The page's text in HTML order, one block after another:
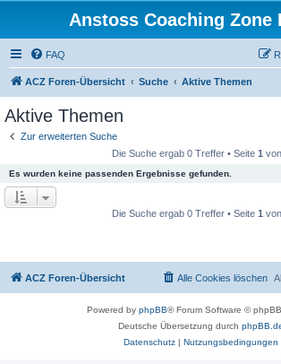
Anstoss Coaching Zone
FAQ
ACZ Foren-Übersicht Suche Aktive Themen
Aktive Themen
Zur erweiterten Suche
Die Suche ergab 0 Treffer • Seite 1 von
Es wurden keine passenden Ergebnisse gefunden.
Die Suche ergab 0 Treffer • Seite 1 von
ACZ Foren-Übersicht Alle Cookies löschen
Powered by phpBB® Forum Software ©
Deutsche Übersetzung durch
Datenschutz| Nutzungsbedingungen